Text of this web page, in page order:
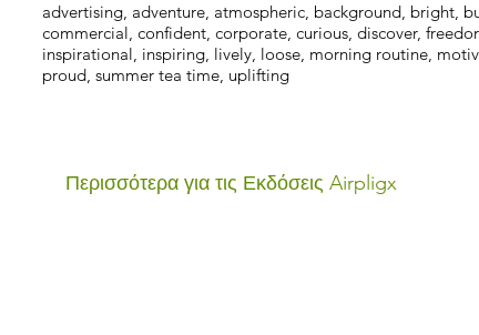
advertising, adventure, atmospheric, background, bright,
commercial, confident, corporate, curious, discover,
inspirational, inspiring, lively, loose, morning routine,
proud, summer tea time, uplifting
Περισσότερα για τις Εκδόσεις Airpligx